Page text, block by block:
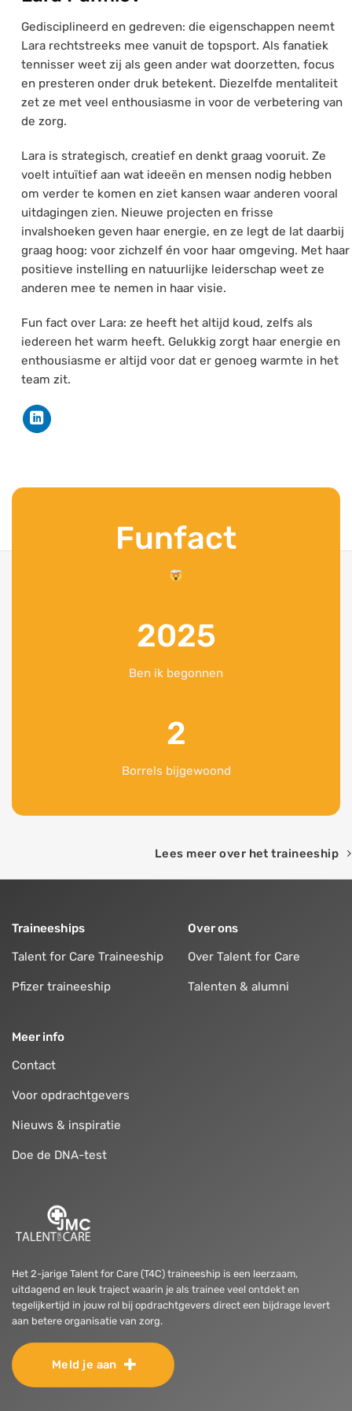
Gedisciplineerd en gedreven: die eigenschappen neemt
Lara rechtstreeks mee vanuit de topsport. Als fanatiek
tennisser weet zij als geen ander wat doorzetten, focus
en presteren onder druk betekent. Diezelfde mentaliteit
zet ze met veel enthousiasme in voor de verbetering van
de zorg.
Lara is strategisch, creatief en denkt graag vooruit. Ze
voelt intuïtief aan wat ideeën en mensen nodig hebben
om verder te komen en ziet kansen waar anderen vooral
uitdagingen zien. Nieuwe projecten en frisse
invalshoeken geven haar energie, en ze legt de lat daarbij
graag hoog: voor zichzelf én voor haar omgeving. Met haar
positieve instelling en natuurlijke leiderschap weet ze
anderen mee te nemen in haar visie.
Fun fact over Lara: ze heeft het altijd koud, zelfs als
iedereen het warm heeft. Gelukkig zorgt haar energie en
enthousiasme er altijd voor dat er genoeg warmte in het
team zit.
Funfact
2025
Ben ik begonnen
2
Borrels bijgewoond
Lees meer over het traineeship
Het 2-jarige Talent for Care (T4C) traineeship is een leerzaam,
uitdagend en leuk traject waarin je als trainee veel ontdekt en
tegelijkertijd in jouw rol bij opdrachtgevers direct een bijdrage levert
aan betere organisatie van zorg.
Meld je aan
Traineeships
Talent for Care Traineeship
Pfizer traineeship
Over ons
Over Talent for Care
Talenten & alumni
Meer info
Contact
Voor opdrachtgevers
Nieuws & inspiratie
Doe de DNA-test